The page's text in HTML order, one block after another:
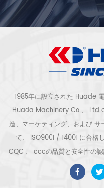
1985年に設立された Huade
Huada Machinery Co.、 Ltd
造、マーケティング、および サ
て、 ISO9001 / 14001 に合格
CQC 、 cccの品質と安全性の
縮機のシステムと機器には、ス
クロール式、ピストン式、乾燥